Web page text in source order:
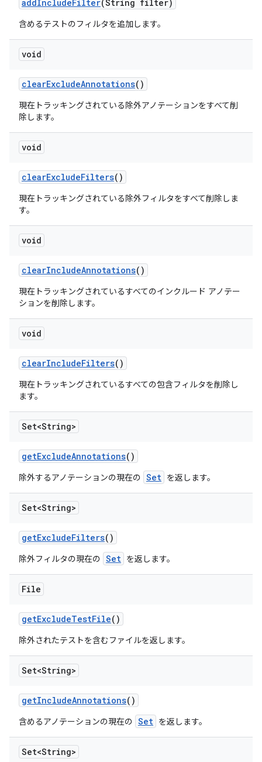
addIncludeFilter(String filter)
含めるテストのフィルタを追加します。
void
clearExcludeAnnotations()
現在トラッキングされている除外アノテーションをすべて削
除します。
void
clearExcludeFilters()
現在トラッキングされている除外フィルタをすべて削除しま
す。
void
clearIncludeAnnotations()
現在トラッキングされているすべてのインクルード アノテー
ションを削除します。
void
clearIncludeFilters()
現在トラッキングされているすべての包含フィルタを削除し
ます。
Set<String>
getExcludeAnnotations()
除外するアノテーションの現在の Set を返します。
Set<String>
getExcludeFilters()
除外フィルタの現在の Set を返します。
File
getExcludeTestFile()
除外されたテストを含むファイルを返します。
Set<String>
getIncludeAnnotations()
含めるアノテーションの現在の Set を返します。
Set<String>